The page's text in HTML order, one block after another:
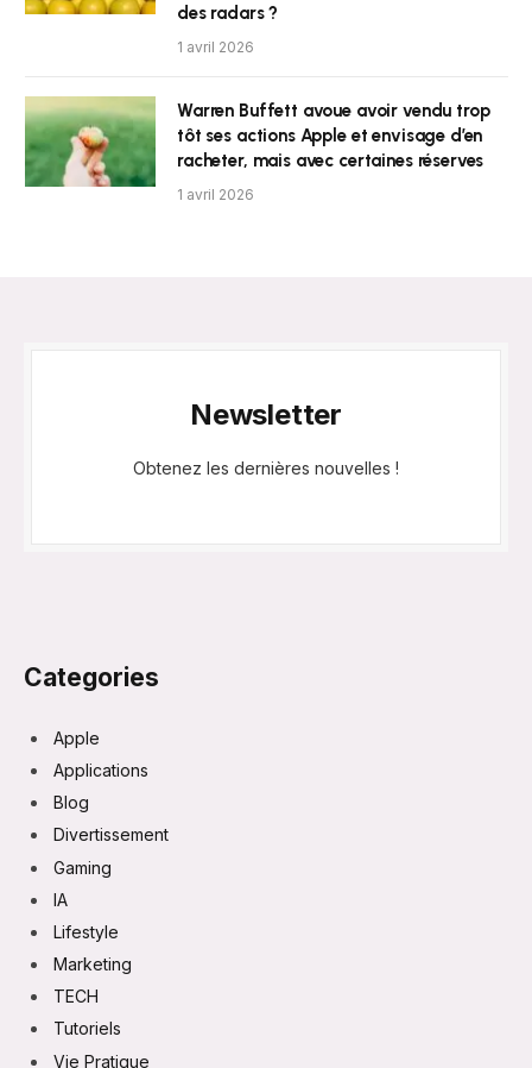
des radars ?
1 avril 2026
Warren Buffett avoue avoir vendu trop
tôt ses actions Apple et envisage d’en
racheter, mais avec certaines réserves
1 avril 2026
Newsletter
Obtenez les dernières nouvelles !
Categories
Apple
Applications
Blog
Divertissement
Gaming
IA
Lifestyle
Marketing
TECH
Tutoriels
Vie Pratique